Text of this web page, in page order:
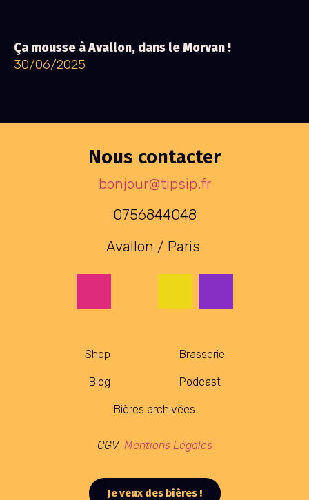
Ça mousse à Avallon, dans le Morvan !
30/06/2025
Nous contacter
bonjour@tipsip.fr
0756844048
Avallon / Paris
Shop Brasserie
Blog Podcast
Bières archivées
CGV Mentions Légales
Je veux des bières !